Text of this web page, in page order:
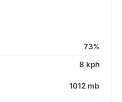
73%
8 kph
1012 mb